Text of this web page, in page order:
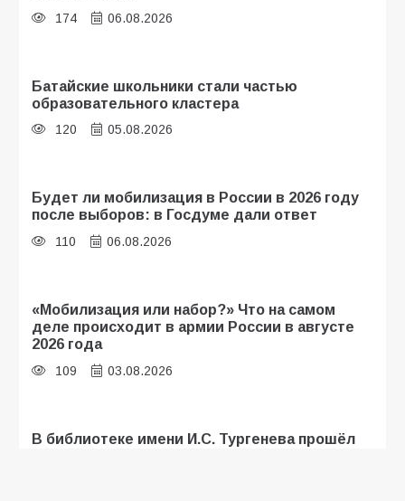
174 06.08.2026
Батайские школьники стали частью
образовательного кластера
120 05.08.2026
Будет ли мобилизация в России в 2026 году
после выборов: в Госдуме дали ответ
110 06.08.2026
«Мобилизация или набор?» Что на самом
деле происходит в армии России в августе
2026 года
109 03.08.2026
В библиотеке имени И.С. Тургенева прошёл